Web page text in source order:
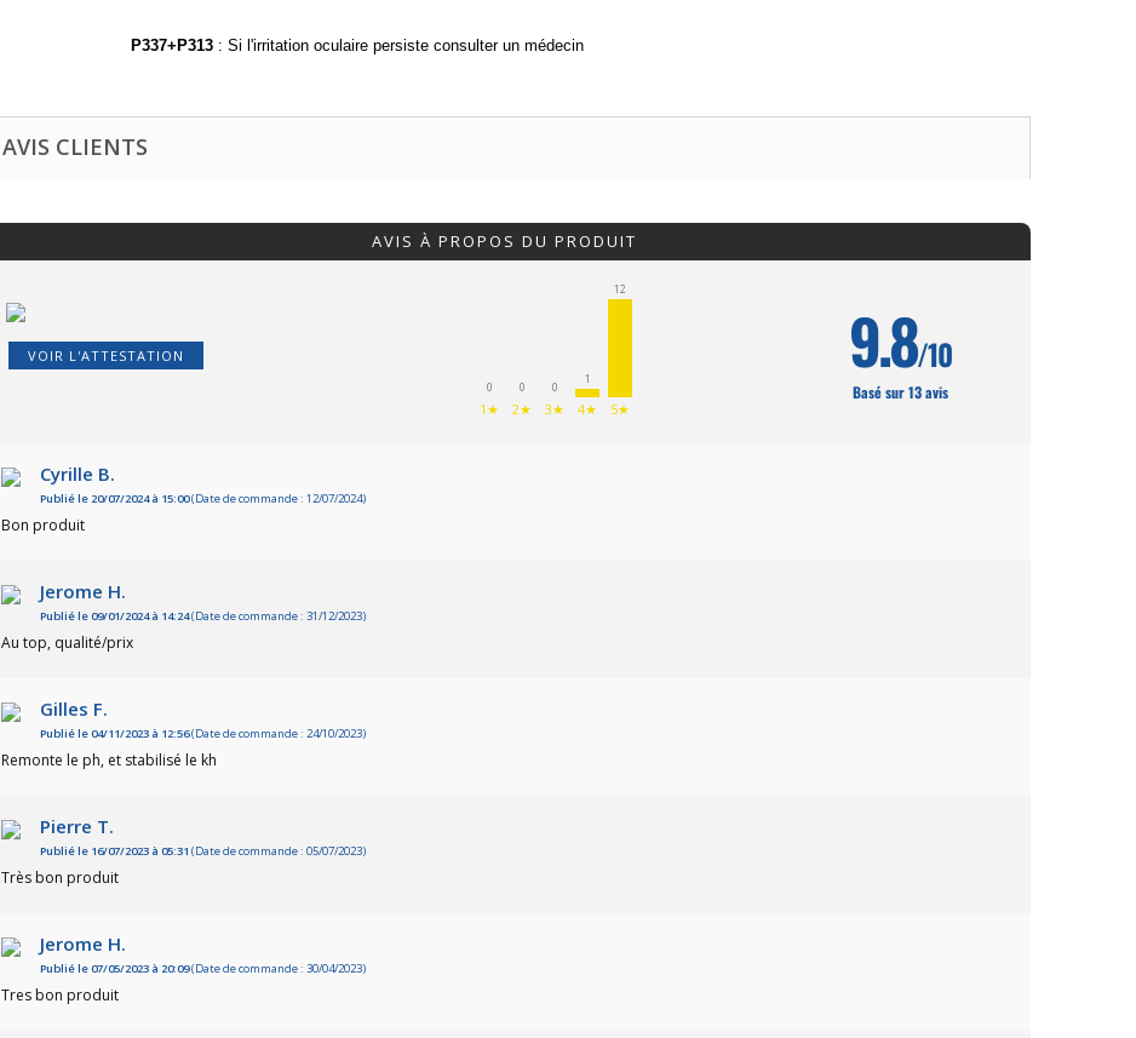
P337+P313 : Si l'irritation oculaire persiste consulter un médecin
AVIS CLIENTS
AVIS À PROPOS DU PRODUIT
VOIR L'ATTESTATION
0
1★
0
2★
0
3★
1
4★
12
5★
9.8/10
Basé sur 13 avis
Cyrille B.
Publié le 20/07/2024 à 15:00(Date de commande : 12/07/2024)
Bon produit
Jerome H.
Publié le 09/01/2024 à 14:24(Date de commande : 31/12/2023)
Au top, qualité/prix
Gilles F.
Publié le 04/11/2023 à 12:56(Date de commande : 24/10/2023)
Remonte le ph, et stabilisé le kh
Pierre T.
Publié le 16/07/2023 à 05:31 (Date de commande : 05/07/2023)
Très bon produit
Jerome H.
Publié le 07/05/2023 à 20:09(Date de commande : 30/04/2023)
Tres bon produit